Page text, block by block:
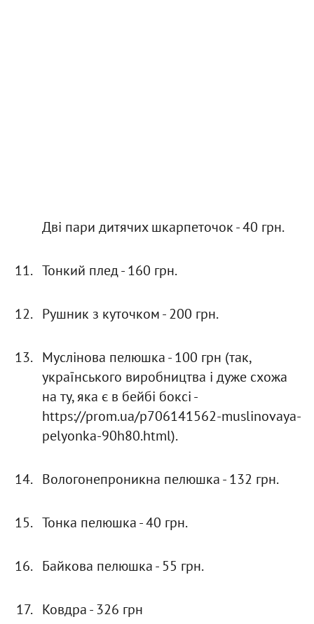
Дві пари дитячих шкарпеточок - 40 грн.
Тонкий плед - 160 грн.
Рушник з куточком - 200 грн.
Муслінова пелюшка - 100 грн (так,
українського виробництва і дуже схожа
на ту, яка є в бейбі боксі -
https://prom.ua/p706141562-muslinovaya-
pelyonka-90h80.html).
Вологонепроникна пелюшка - 132 грн.
Тонка пелюшка - 40 грн.
Байкова пелюшка - 55 грн.
Ковдра - 326 грн